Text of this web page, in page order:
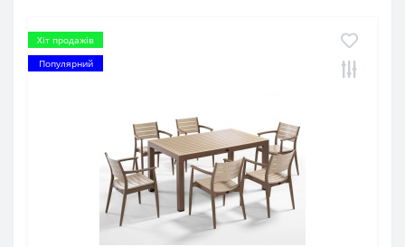
Хіт продажів
Популярний